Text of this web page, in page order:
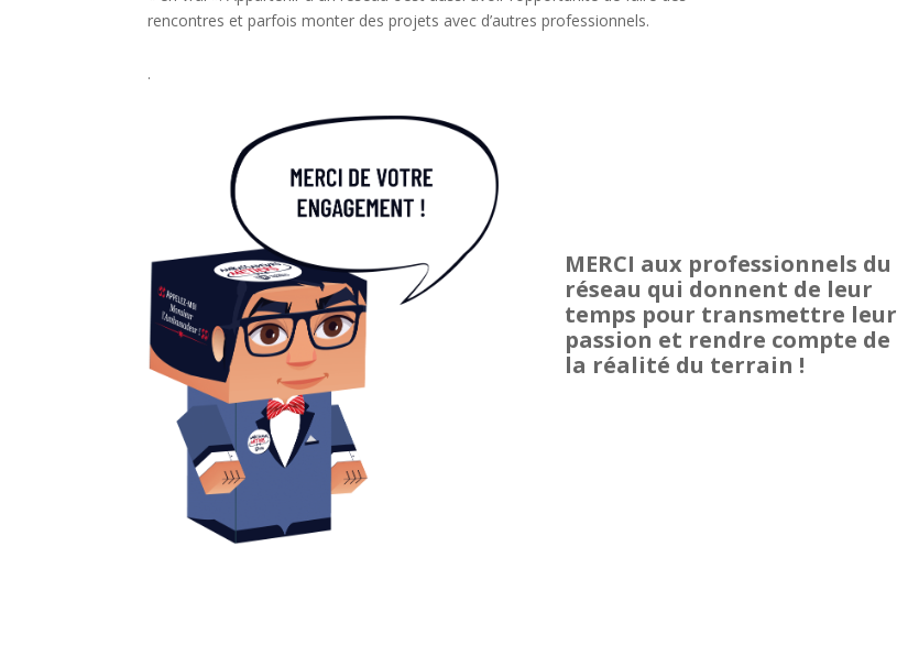
rencontres et parfois monter des projets avec d’autres professionnels.
.
MERCI aux professionnels du
réseau qui donnent de leur
temps pour transmettre leur
passion et rendre compte de
la réalité du terrain !